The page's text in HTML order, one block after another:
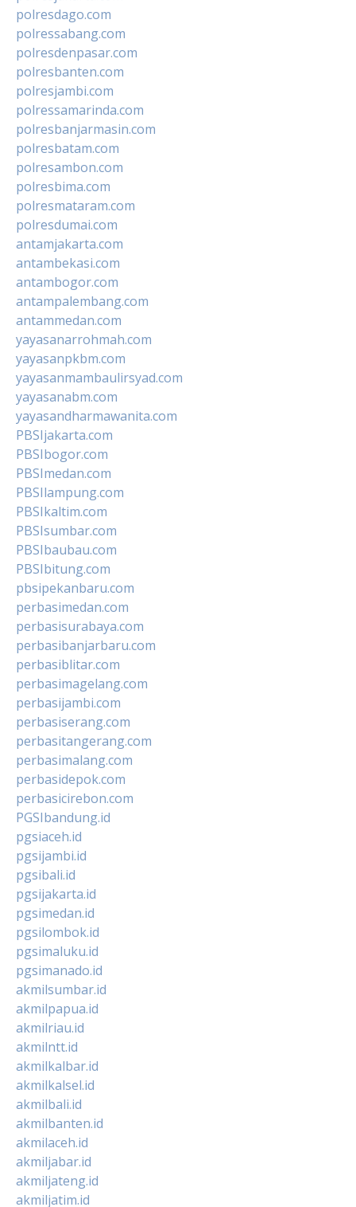
polresdago.com
polressabang.com
polresdenpasar.com
polresbanten.com
polresjambi.com
polressamarinda.com
polresbanjarmasin.com
polresbatam.com
polresambon.com
polresbima.com
polresmataram.com
polresdumai.com
antamjakarta.com
antambekasi.com
antambogor.com
antampalembang.com
antammedan.com
yayasanarrohmah.com
yayasanpkbm.com
yayasanmambaulirsyad.com
yayasanabm.com
yayasandharmawanita.com
PBSIjakarta.com
PBSIbogor.com
PBSImedan.com
PBSIlampung.com
PBSIkaltim.com
PBSIsumbar.com
PBSIbaubau.com
PBSIbitung.com
pbsipekanbaru.com
perbasimedan.com
perbasisurabaya.com
perbasibanjarbaru.com
perbasiblitar.com
perbasimagelang.com
perbasijambi.com
perbasiserang.com
perbasitangerang.com
perbasimalang.com
perbasidepok.com
perbasicirebon.com
PGSIbandung.id
pgsiaceh.id
pgsijambi.id
pgsibali.id
pgsijakarta.id
pgsimedan.id
pgsilombok.id
pgsimaluku.id
pgsimanado.id
akmilsumbar.id
akmilpapua.id
akmilriau.id
akmilntt.id
akmilkalbar.id
akmilkalsel.id
akmilbali.id
akmilbanten.id
akmilaceh.id
akmiljabar.id
akmiljateng.id
akmiljatim.id